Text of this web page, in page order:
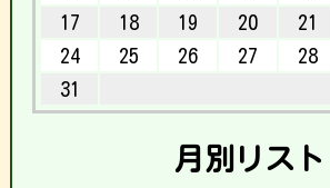
17
18 19 20 21
24
25 26 27 28
31
月別リスト